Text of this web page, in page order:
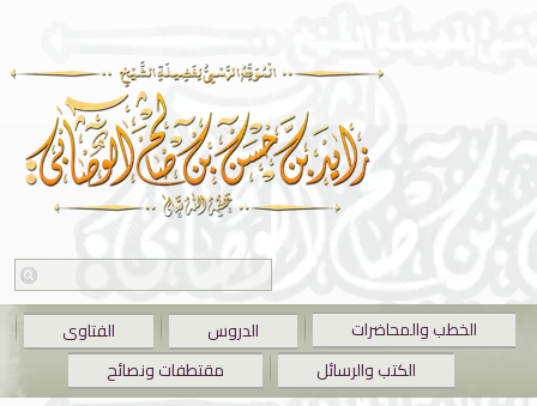
الخطب والمحاضرات الدروس
الفتاوى
الكتب والرسائل
مقتطفات ونصائح